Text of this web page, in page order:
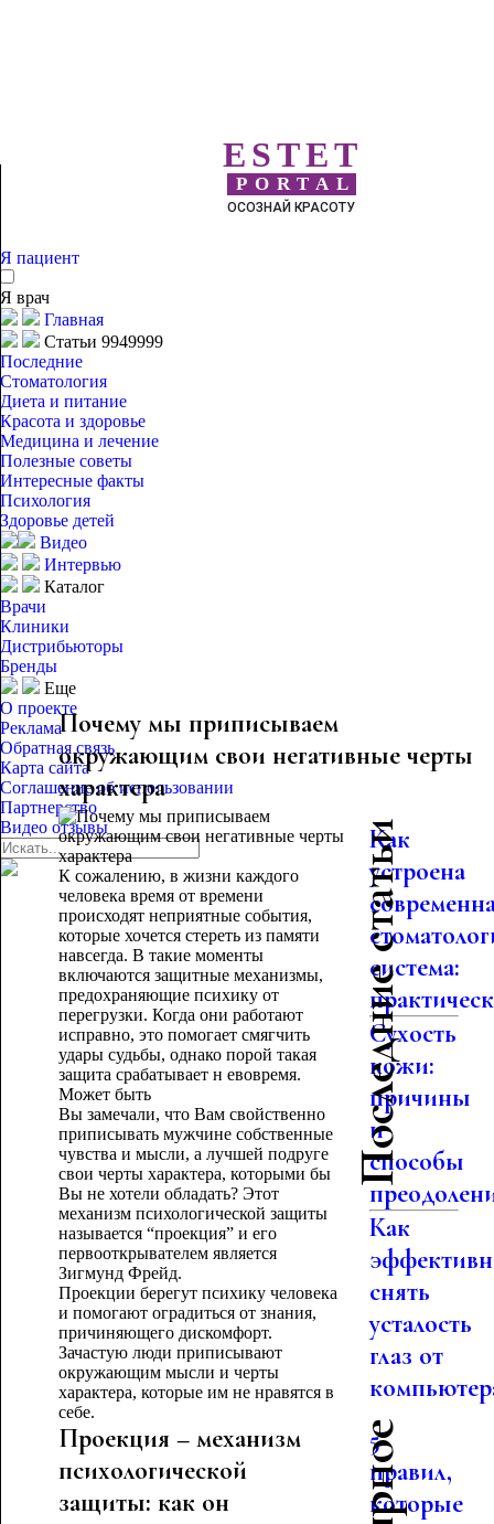
ESTET
PORTAL
ОСОЗНАЙ КРАСОТУ
Я пациент
Я врач
Главная
Статьи 9949999
Последние
Стоматология
Диета и питание
Красота и здоровье
Медицина и лечение
Полезные советы
Интересные факты
Психология
Здоровье детей
Видео
Интервью
Каталог
Врачи
Клиники
Дистрибьюторы
Бренды
Еще
О проекте
Реклама
Обратная связь
Карта сайта
Соглашение об использовании
Партнерство
Видео отзывы
Почему мы приписываем
окружающим свои негативные черты
характера
К сожалению, в жизни каждого
человека время от времени
происходят неприятные события,
которые хочется стереть из памяти
навсегда. В такие моменты
включаются защитные механизмы,
предохраняющие психику от
перегрузки. Когда они работают
исправно, это помогает смягчить
удары судьбы, однако порой такая
защита срабатывает н евовремя.
Может быть
Вы замечали, что Вам свойственно
приписывать мужчине собственные
чувства и мысли, а лучшей подруге
свои черты характера, которыми бы
Вы не хотели обладать? Этот
механизм психологической защиты
называется “проекция” и его
первооткрывателем является
Зигмунд Фрейд.
Проекции берегут психику человека
и помогают оградиться от знания,
причиняющего дискомфорт.
Зачастую люди приписывают
окружающим мысли и черты
характера, которые им не нравятся в
себе.
Проекция – механизм
психологической
защиты: как он
Последние статьи
Как
устроена
система:
Сухость
кожи:
причины
и
способы
Как
снять
усталость
глаз от
5
правил,
которые